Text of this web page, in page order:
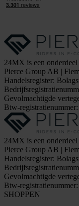
24MX is een
Pierce Group AB |
Handelsregister:
Gevolmachtigde
Btw-
24MX is een
Pierce Group AB |
Handelsregister:
Gevolmachtigde
Btw-
SHOPPEN